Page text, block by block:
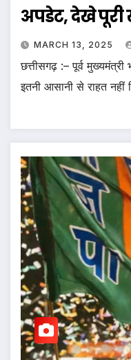
अपडेट, देखे
MARCH 13, 2025
छत्तीसगढ़ :– पूर्व
इतनी आसानी से राहत